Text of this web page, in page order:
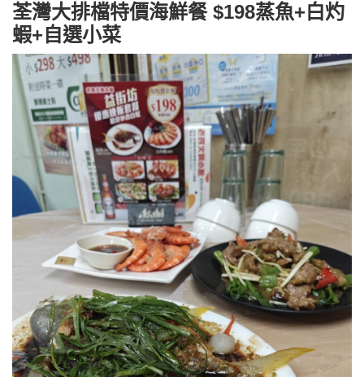
荃灣大排檔特價海鮮餐 $198蒸魚+白灼
蝦+自選小菜